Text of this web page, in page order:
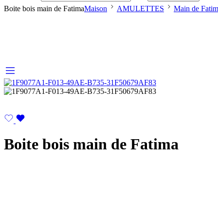
Boite bois main de FatimaMaison AMULETTES Main de
Boite bois main de Fatima